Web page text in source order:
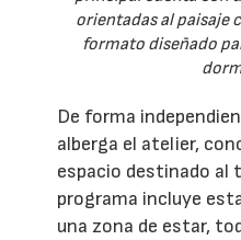
orientadas al paisaje
formato diseñado
De forma
alberga el atelier,
espacio destinado al
programa incluye
una zona de estar,